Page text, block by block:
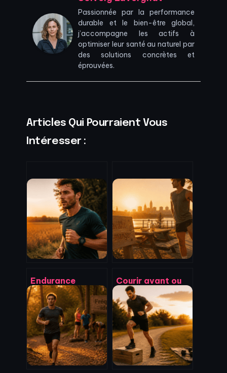
Passionnée par la performance
durable et le bien-être global,
j’accompagne les actifs à
optimiser leur santé au naturel par
des solutions concrètes et
éprouvées.
Articles Qui Pourraient Vous
Intéresser :
Endurance
fondamentale :
pourquoi viser 70
% de votre FC
maximale pour
progresser sans
vous épuiser
Courir avant ou
après manger : 3
règles d’or pour
optimiser votre
digestion et votre
performance